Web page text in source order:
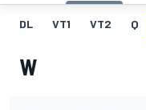
DL VT1 VT2 Q
W